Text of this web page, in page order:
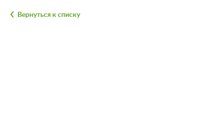
Вернуться к списку